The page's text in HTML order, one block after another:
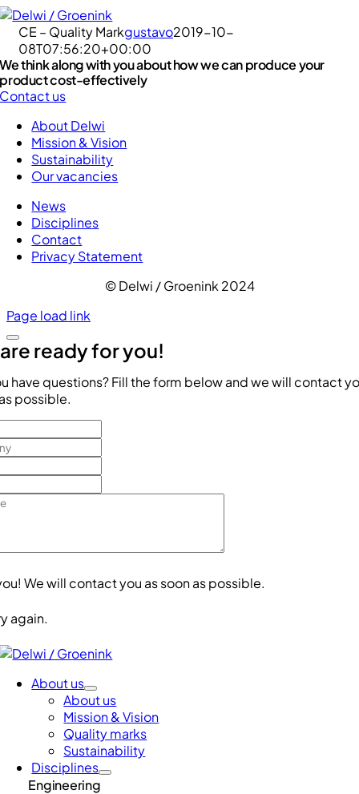
Skip
content
CE – Quality Markgustavo2019-10-
08T07:56:20+00:00
We think along with you about how we can produce your
product cost-effectively
Contact us
About Delwi
Mission & Vision
Sustainability
Our vacancies
News
Disciplines
Contact
Privacy Statement
© Delwi / Groenink 2024
Page load link
ready for you!
have questions? Fill the form below and we will contact
possible.
We will contact you as soon as possible.
again.
About us
About us
Mission & Vision
Quality marks
Sustainability
Disciplines
Engineering